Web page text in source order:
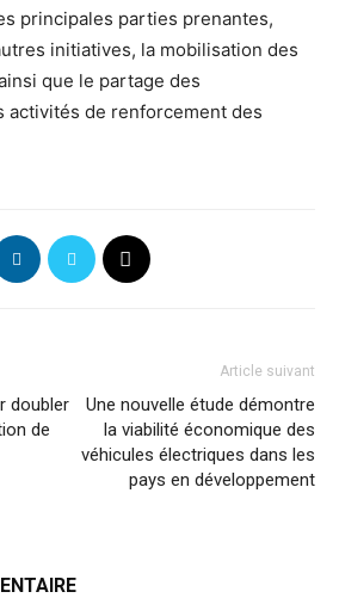
principales parties prenantes,
initiatives, la mobilisation des
que le partage des
activités de renforcement des
doubler
de
Article suivant
Une nouvelle étude démontre
la viabilité économique des
véhicules électriques dans les
pays en développement